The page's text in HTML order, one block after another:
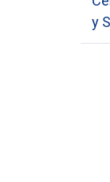
y